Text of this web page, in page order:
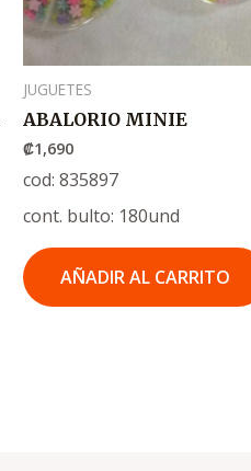
JUGUETES
ABALORIO MINIE
₡1,690
cod: 835897
cont. bulto: 180und
AÑADIR AL CARRITO